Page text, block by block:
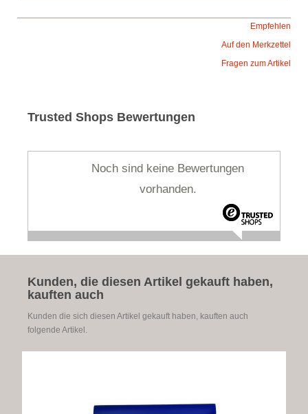
Empfehlen
Auf den Merkzettel
Fragen zum Artikel
Trusted Shops Bewertungen
Noch sind keine Bewertungen
vorhanden.
Kunden, die diesen Artikel gekauft haben,
kauften auch
Kunden die sich diesen Artikel gekauft haben, kauften auch
folgende Artikel.